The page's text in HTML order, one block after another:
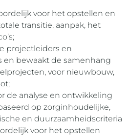
voor het opstellen en
transitie, aanpak, het
projectleiders en
en bewaakt de samenhang
voor nieuwbouw,
de analyse en ontwikkeling
op zorginhoudelijke,
en duurzaamheidscriteria
voor het opstellen